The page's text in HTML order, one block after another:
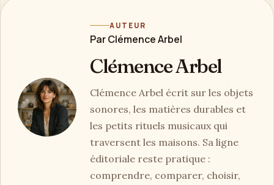
AUTEUR
Par Clémence Arbel
Clémence Arbel
Clémence Arbel écrit sur les objets
sonores, les matières durables et
les petits rituels musicaux qui
traversent les maisons. Sa ligne
éditoriale reste pratique :
comprendre, comparer, choisir,